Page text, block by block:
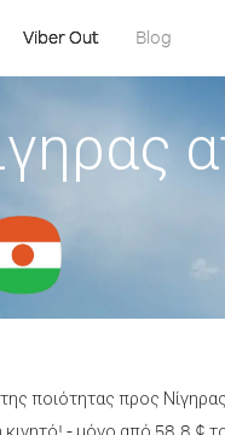
Viber Out Blog
ποιότητας προς